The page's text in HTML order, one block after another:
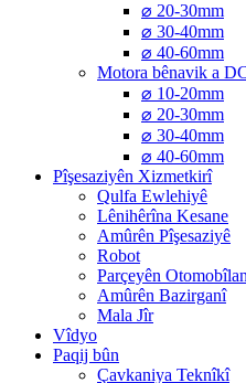
⌀ 20-30mm
⌀ 30-40mm
⌀ 40-60mm
Motora bênavik a
⌀ 10-20mm
⌀ 20-30mm
⌀ 30-40mm
⌀ 40-60mm
Pîşesaziyên Xizmetkirî
Qulfa Ewlehiyê
Lênihêrîna Kesane
Amûrên Pîşesaziyê
Robot
Parçeyên Otomobîlan
Amûrên Bazirganî
Mala Jîr
Vîdyo
Paqij bûn
Çavkaniya Teknîkî